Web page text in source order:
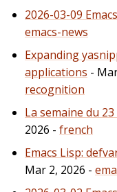
2026-03-09
emacs-news
Expanding
applications -
recognition
La semaine du
2026 - french
Emacs Lisp:
Mar 2, 2026 -